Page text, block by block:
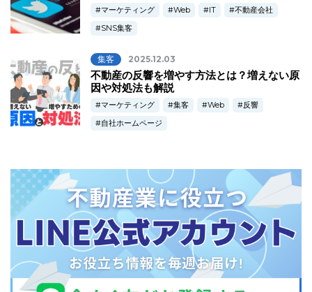
マーケティング Web IT
不動産会社
SNS集客
集客 2025.12.03
不動産の反響を増やす方法とは？増えない原
因や対処法も解説
マーケティング 集客 Web
反響
自社ホームページ